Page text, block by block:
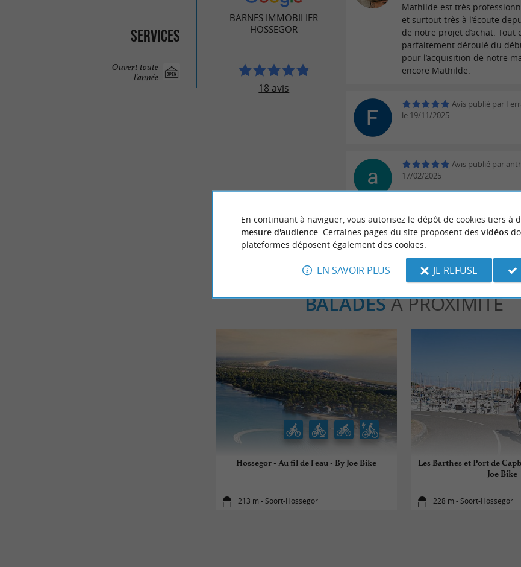
Services
Ouvert toute
l'année
BARNES IMMOBILIER
HOSSEGOR
18 avis
Mathilde est très
et surtout très à l’écoute
de notre projet d’achat. Tout
parfaitement déroulé du
pour l’acquisition de notre
encore Mathilde.
Avis publié par
le 19/11/2025
Avis publié par
17/02/2025
Très sérieux
LIRE
ECRIRE UN AVIS
© Google 2026
BALADESÀ PROXIMITÉ
Hossegor - Au fil de l'eau - By Joe Bike
213 m - Soort-Hossegor
Les Barthes et Port de
Joe Bike
228 m - Soort-Hossegor
En continuant à naviguer, vous autorisez le dépôt de cookies tiers à
mesure d'audience. Certaines pages du site proposent des vidéos
plateformes déposent également des cookies.
EN SAVOIR PLUS JE REFUSE